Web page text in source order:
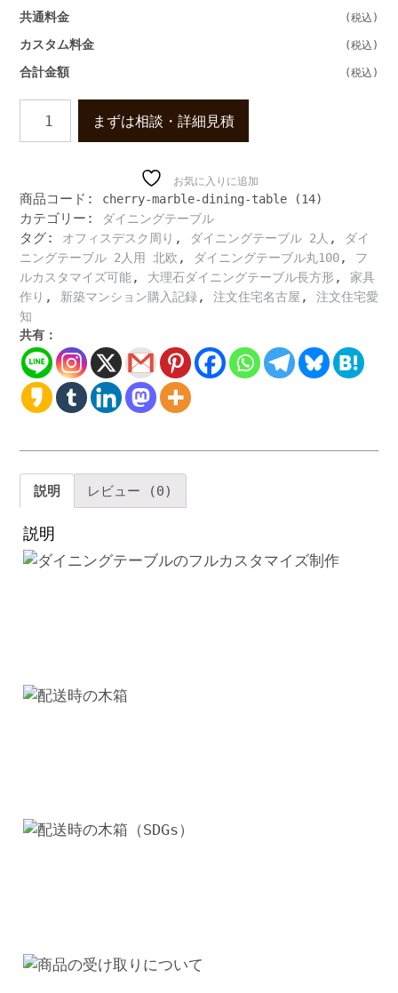
共通料金
カスタム料金
合計金額
石
と
大
理
石
脚
の
高
級
ダ
イ
ニ
ン
ア
ラ
テ
し
ゃ
メ
まずは相談・詳細見積
お気に入りに追加
商品コード: cherry-marble-dining-table (14)
カテゴリー: ダイニングテーブル
タグ: オフィスデスク周り , ダイニングテーブル 2人 ,
ダイ
ニングテーブル 2人用 北欧 , ダイニングテーブル丸100,
フ
ルカスタマイズ可能, 大理石ダイニングテーブル長方形 , 家具
作り , 新築マンション購入記録 , 注文住宅名古屋 , 注文住宅愛
知
共有：
説明 レビュー (0)
説明